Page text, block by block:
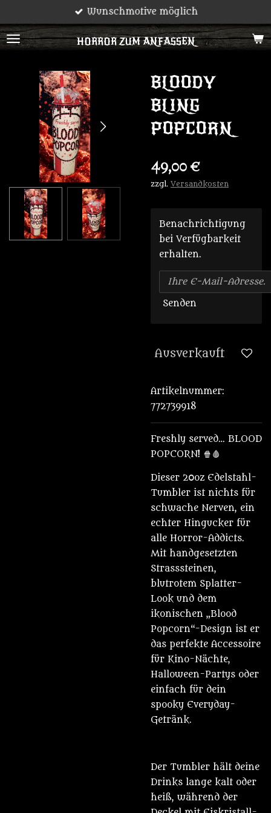
Hauptinhalt
springen
HORROR ZUM ANFASSEN
Wunschmotive möglich
BLOODY
BLING
POPCORN
49,00 €
zzgl. Versandkosten
Benachrichtigung
bei Verfügbarkeit
erhalten.
Senden
Ausverkauft
Artikelnummer:
772739918
Freshly served… BLOOD
POPCORN! 🍿🩸
Dieser 20oz Edelstahl-
Tumbler ist nichts für
schwache Nerven, ein
echter Hingucker für
alle Horror-Addicts.
Mit handgesetzten
Strasssteinen,
blutrotem Splatter-
Look und dem
ikonischen „Blood
Popcorn“-Design ist er
das perfekte Accessoire
für Kino-Nächte,
Halloween-Partys oder
einfach für dein
spooky Everyday-
Getränk.
Der Tumbler hält deine
Drinks lange kalt oder
heiß, während der